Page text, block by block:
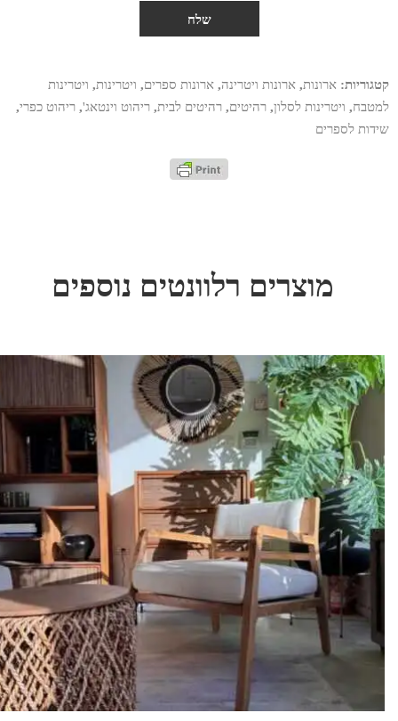
קטגוריות: ארונות, ארונות ויטרינה, ארונות ספרים, ויטרינות, ויטרינות
למטבח, ויטרינות לסלון, רהיטים, רהיטים לבית, ריהוט וינטאג', ריהוט כפרי,
שידות לספרים
מוצרים רלוונטים נוספים